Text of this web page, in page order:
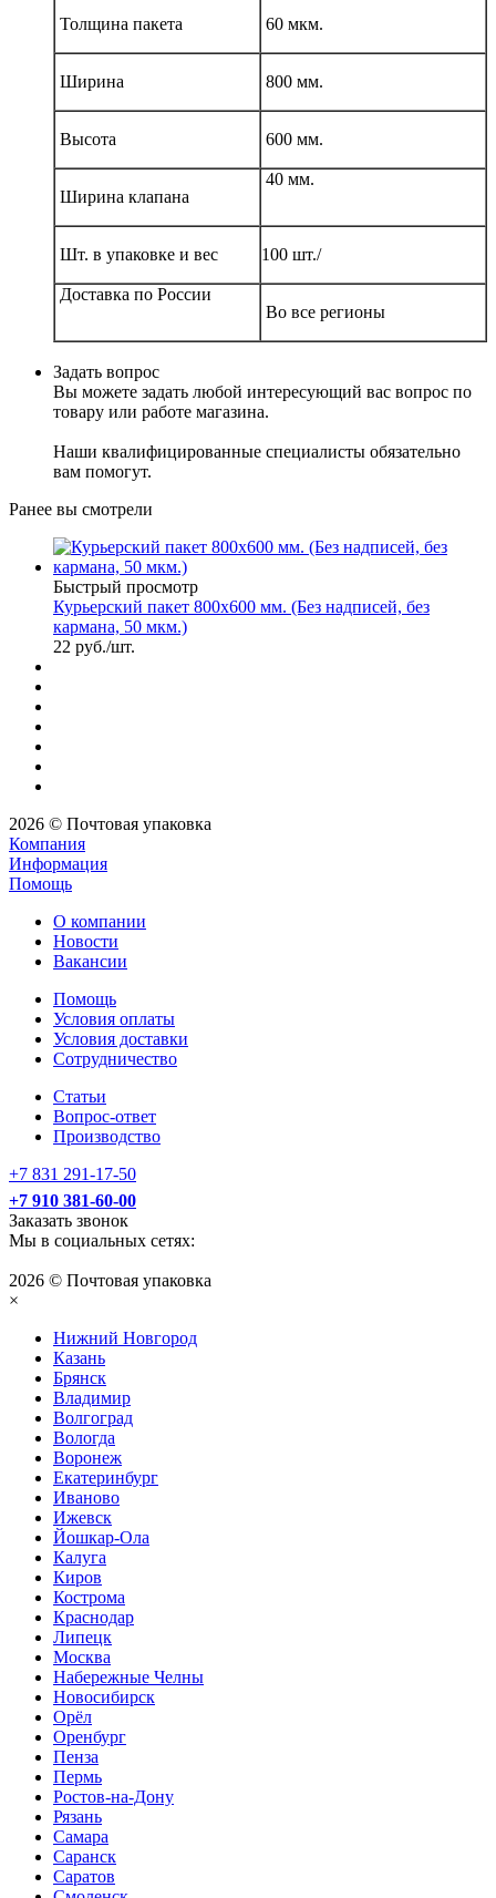
Толщина пакета 60 мкм.
Ширина 800 мм.
Высота 600 мм.
Ширина клапана
40 мм.
Шт. в упаковке и вес 100 шт./
Доставка по России
Во все регионы
Задать вопрос
Вы можете задать любой интересующий вас вопрос по
товару или работе магазина.
Наши квалифицированные специалисты обязательно
вам помогут.
Ранее вы смотрели
Быстрый просмотр
Курьерский пакет 800х600 мм. (Без надписей, без
кармана, 50 мкм.)
22 руб./шт.
2026 © Почтовая упаковка
Компания
Информация
Помощь
О компании
Новости
Вакансии
Помощь
Условия оплаты
Условия доставки
Сотрудничество
Статьи
Вопрос-ответ
Производство
+7 831 291-17-50
+7 910 381-60-00
Заказать звонок
Мы в социальных сетях:
2026 © Почтовая упаковка
×
Нижний Нoвгород
Казань
Брянск
Владимир
Волгоград
Вологда
Воронеж
Екатеринбург
Иваново
Ижевск
Йошкар-Ола
Калуга
Киров
Кострома
Краснодар
Липецк
Москва
Набережные Челны
Новосибирск
Орёл
Оренбург
Пенза
Пермь
Ростов-на-Дону
Рязань
Самара
Саранск
Саратов